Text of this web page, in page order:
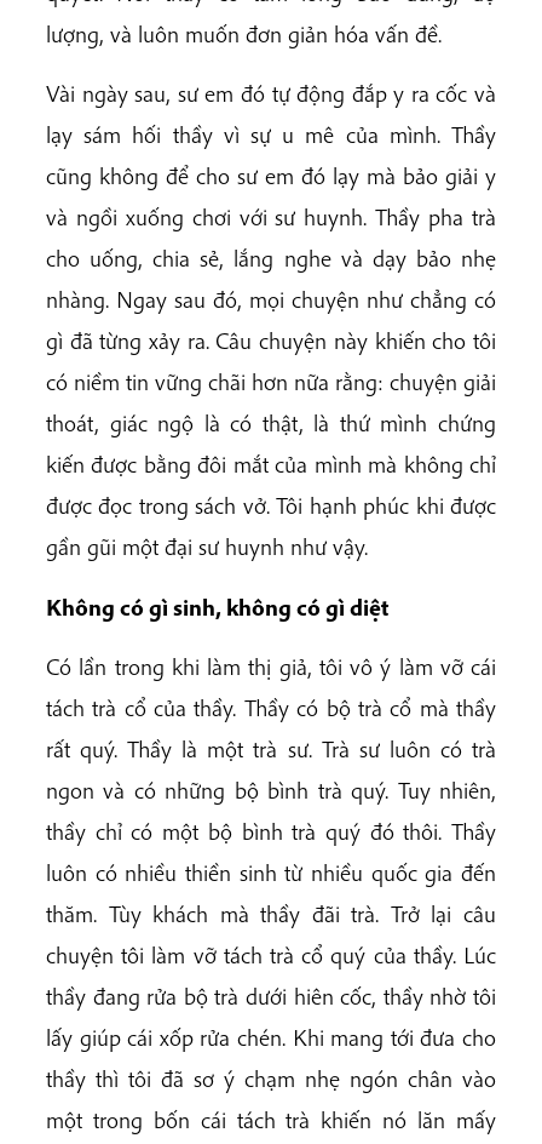
lượng, và luôn muốn đơn giản hóa vấn đề.
Vài ngày sau, sư em đó tự động đắp y ra cốc và
lạy sám hối thầy vì sự u mê của mình. Thầy
cũng không để cho sư em đó lạy mà bảo giải y
và ngồi xuống chơi với sư huynh. Thầy pha trà
cho uống, chia sẻ, lắng nghe và dạy bảo nhẹ
nhàng. Ngay sau đó, mọi chuyện như chẳng có
gì đã từng xảy ra. Câu chuyện này khiến cho tôi
có niềm tin vững chãi hơn nữa rằng: chuyện giải
thoát, giác ngộ là có thật, là thứ mình chứng
kiến được bằng đôi mắt của mình mà không chỉ
được đọc trong sách vở. Tôi hạnh phúc khi được
gần gũi một đại sư huynh như vậy.
Không có gì sinh, không có gì diệt
Có lần trong khi làm thị giả, tôi vô ý làm vỡ cái
tách trà cổ của thầy. Thầy có bộ trà cổ mà thầy
rất quý. Thầy là một trà sư. Trà sư luôn có trà
ngon và có những bộ bình trà quý. Tuy nhiên,
thầy chỉ có một bộ bình trà quý đó thôi. Thầy
luôn có nhiều thiền sinh từ nhiều quốc gia đến
thăm. Tùy khách mà thầy đãi trà. Trở lại câu
chuyện tôi làm vỡ tách trà cổ quý của thầy. Lúc
thầy đang rửa bộ trà dưới hiên cốc, thầy nhờ tôi
lấy giúp cái xốp rửa chén. Khi mang tới đưa cho
thầy thì tôi đã sơ ý chạm nhẹ ngón chân vào
một trong bốn cái tách trà khiến nó lăn mấy